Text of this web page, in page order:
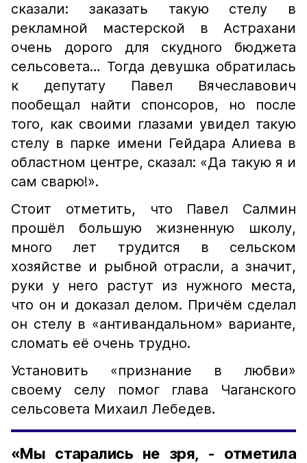
сказали: заказать такую стелу в
рекламной мастерской в Астрахани
очень дорого для скудного бюджета
сельсовета… Тогда девушка обратилась
к депутату Павел Вячеславович
пообещал найти спонсоров, но после
того, как своими глазами увидел такую
стелу в парке имени Гейдара Алиева в
областном центре, сказал: «Да такую я и
сам сварю!».
Стоит отметить, что Павел Салмин
прошёл большую жизненную школу,
много лет трудится в сельском
хозяйстве и рыбной отрасли, а значит,
руки у него растут из нужного места,
что он и доказал делом. Причём сделал
он стелу в «антивандальном» варианте,
сломать её очень трудно.
Установить «признание в любви»
своему селу помог глава Чаганского
сельсовета Михаил Лебедев.
«Мы старались не зря, - отметила